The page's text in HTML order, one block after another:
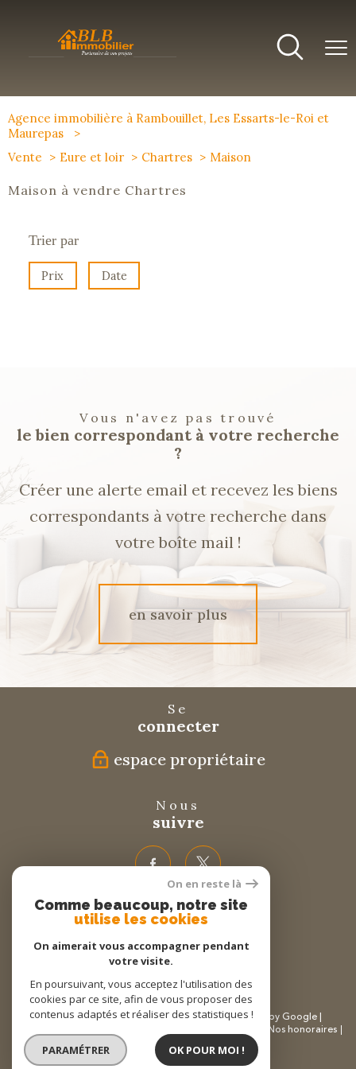
Agence immobilière à Rambouillet, Les Essarts-le-Roi et
Maurepas
Vente
Eure et loir Chartres Maison
Maison à vendre Chartres
Trier par
Prix Date
Vous n'avez pas trouvé
le bien correspondant à votre recherche
?
Créer une alerte email et recevez les biens
correspondants à votre recherche dans
votre boîte mail !
en savoir plus
Se
connecter
espace propriétaire
Nous
suivre
Nous
© 2026 | Tous droits réservés | Traduction powered by Google |
Nos honoraires
Politique RGPD
On en reste là
Comme beaucoup, notre site
utilise les cookies
On aimerait vous accompagner pendant
votre visite.
En poursuivant, vous acceptez l'utilisation des
cookies par ce site, afin de vous proposer des
contenus adaptés et réaliser des statistiques !
PARAMÉTRER OK POUR MOI !